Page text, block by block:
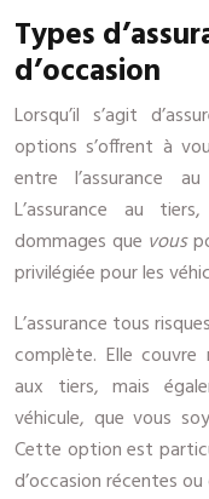
Types
d’occasion
Lorsqu’il s’agit
options s’offrent à
entre l’assurance
L’assurance au
dommages que vous
privilégiée pour les
L’assurance tous
complète. Elle couvre
aux tiers, mais
véhicule, que vous
Cette option est
d’occasion récentes